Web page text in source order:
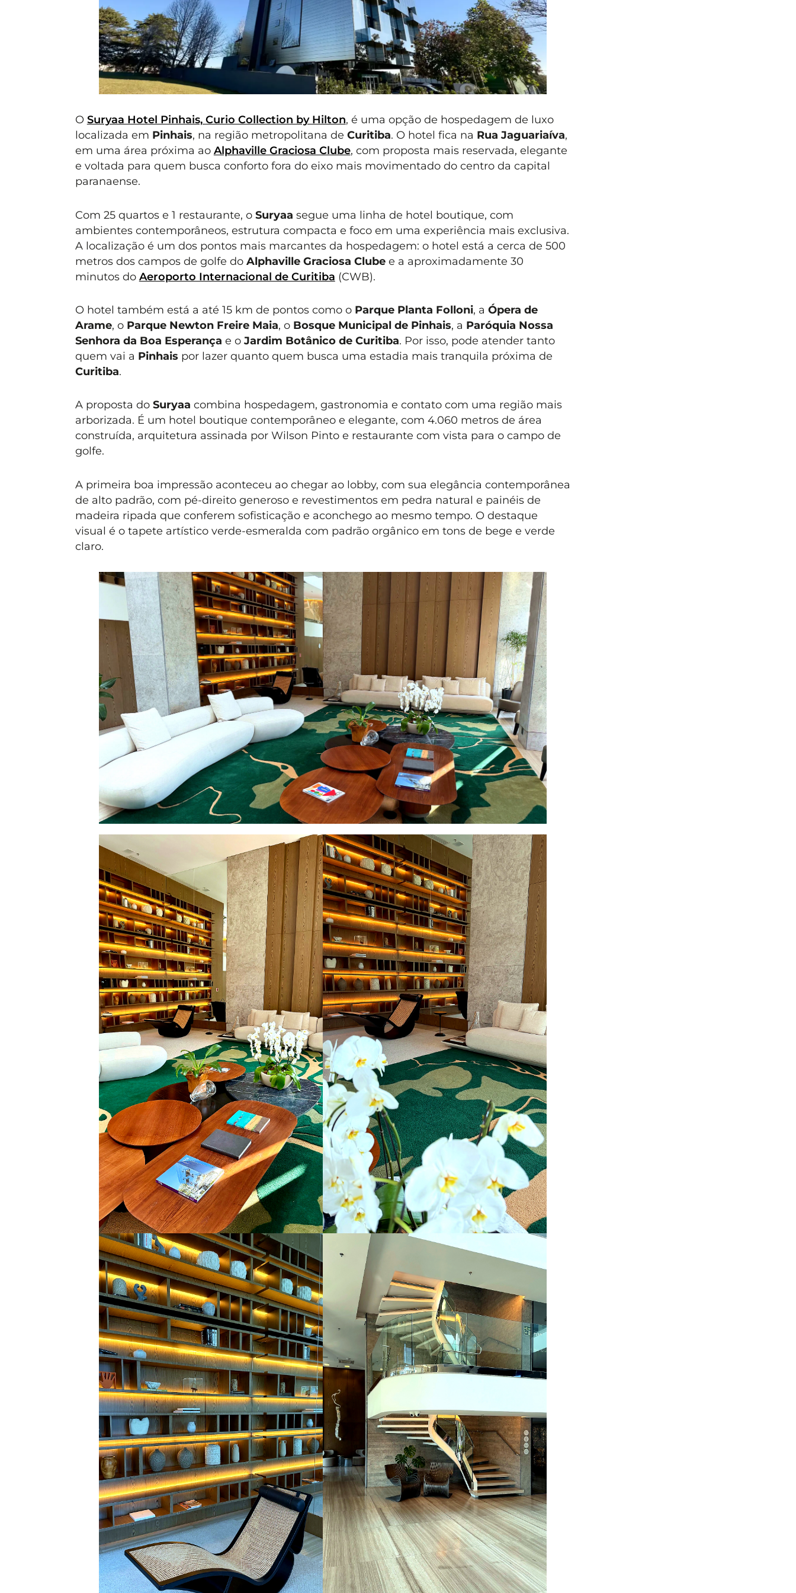
O Suryaa Hotel Pinhais, Curio Collection by Hilton, é uma opção de hospedagem de luxo
localizada em Pinhais, na região metropolitana de Curitiba. O hotel fica na Rua Jaguariaíva,
em uma área próxima ao Alphaville Graciosa Clube, com proposta mais reservada, elegante
e voltada para quem busca conforto fora do eixo mais movimentado do centro da capital
paranaense.
Com 25 quartos e 1 restaurante, o Suryaa segue uma linha de hotel boutique, com
ambientes contemporâneos, estrutura compacta e foco em uma experiência mais exclusiva.
A localização é um dos pontos mais marcantes da hospedagem: o hotel está a cerca de 500
metros dos campos de golfe do Alphaville Graciosa Clubee a aproximadamente 30
minutos do Aeroporto Internacional de Curitiba (CWB).
O hotel também está a até 15 km de pontos como o Parque Planta Folloni, a Ópera de
Arame, o Parque Newton Freire Maia, oBosque Municipal de Pinhais, a Paróquia Nossa
Senhora da Boa Esperança e o Jardim Botânico de Curitiba. Por isso, pode atender tanto
quem vai a Pinhais por lazer quanto quem busca uma estadia mais tranquila próxima de
Curitiba.
A proposta do Suryaa combina hospedagem, gastronomia e contato com uma região mais
arborizada. É um hotel boutique contemporâneo e elegante, com 4.060 metros de área
construída, arquitetura assinada por Wilson Pinto e restaurante com vista para o campo de
golfe.
A primeira boa impressão aconteceu ao chegar ao lobby, com sua elegância contemporânea
de alto padrão, com pé-direito generoso e revestimentos em pedra natural e painéis de
madeira ripada que conferem sofisticação e aconchego ao mesmo tempo. O destaque
visual é o tapete artístico verde-esmeralda com padrão orgânico em tons de bege e verde
claro.